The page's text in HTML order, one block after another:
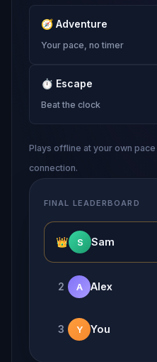
🧭 Adventure
Your pace, no timer
⏱ Escape
Beat the clock
Plays offline at your own
connection.
FINAL LEADERBOARD
👑 S Sam
2 A Alex
3 Y You